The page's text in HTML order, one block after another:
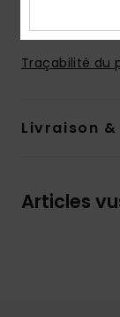
Composition
Traçabilité du
Livraison
Articles